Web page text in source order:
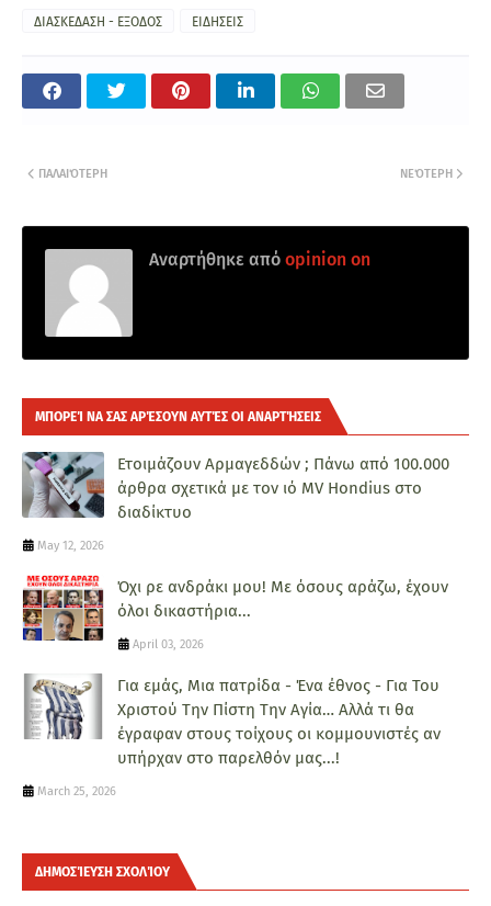
ΔΙΑΣΚΕΔΑΣΗ - ΕΞΟΔΟΣ ΕΙΔΗΣΕΙΣ
ΝΕΌΤΕΡΗ
ΠΑΛΑΙΌΤΕΡΗ
Αναρτήθηκε από opinion on
ΜΠΟΡΕΊ ΝΑ ΣΑΣ ΑΡΈΣΟΥΝ ΑΥΤΈΣ ΟΙ ΑΝΑΡΤΉΣΕΙΣ
Ετοιμάζουν Αρμαγεδδών ; Πάνω από 100.000
άρθρα σχετικά με τον ιό MV Hondius στο
διαδίκτυο
May 12, 2026
Όχι ρε ανδράκι μου! Με όσους αράζω, έχουν
όλοι δικαστήρια...
April 03, 2026
Για εμάς, Μια πατρίδα - Ένα έθνος - Για Του
Χριστού Την Πίστη Την Αγία… Αλλά τι θα
έγραφαν στους τοίχους οι κομμουνιστές αν
υπήρχαν στο παρελθόν μας...!
March 25, 2026
ΔΗΜΟΣΊΕΥΣΗ ΣΧΟΛΊΟΥ